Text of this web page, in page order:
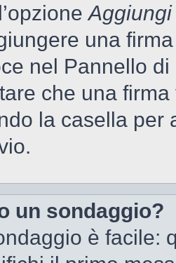
una
nel Pannello
che una
la casella per
un sondaggio?
è facile: